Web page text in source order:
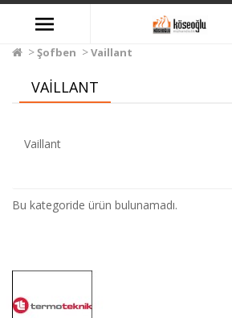
Şofben Vaillant
VAILLANT
Vaillant
Bu kategoride ürün bulunamadı.